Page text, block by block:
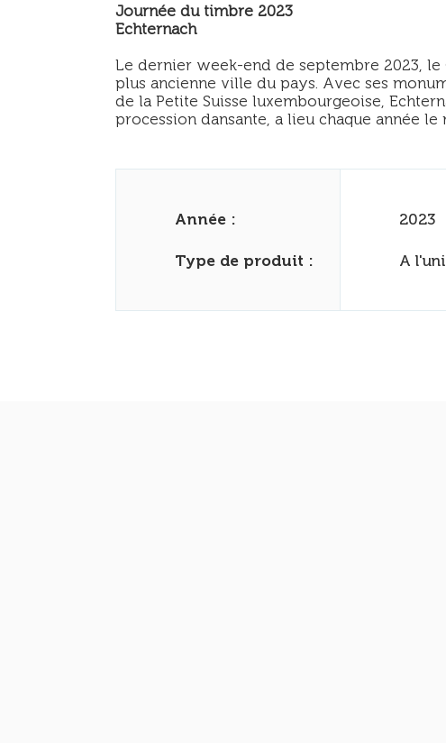
Journée du timbre 2023
Echternach
Le dernier week-end de septembre 2023,
plus ancienne ville du pays. Avec ses
de la Petite Suisse luxembourgeoise,
procession dansante, a lieu chaque année le
Année :
Type de produit :
2023
A